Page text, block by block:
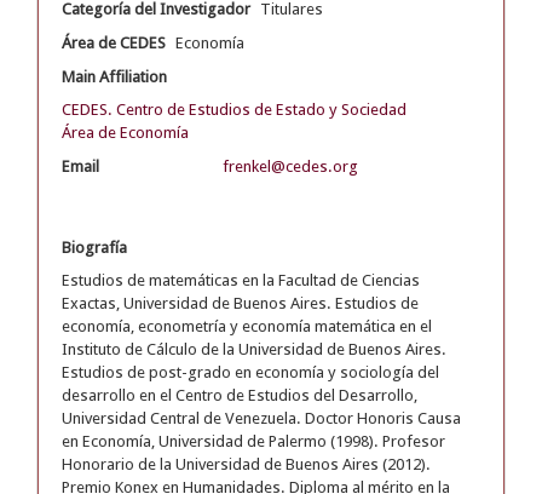
Categoría del Investigador Titulares
Área de CEDES Economía
Main Affiliation
CEDES. Centro de Estudios de Estado y Sociedad
Área de Economía
Email
frenkel@cedes.org
Biografía
Estudios de matemáticas en la Facultad de Ciencias
Exactas, Universidad de Buenos Aires. Estudios de
economía, econometría y economía matemática en el
Instituto de Cálculo de la Universidad de Buenos Aires.
Estudios de post-grado en economía y sociología del
desarrollo en el Centro de Estudios del Desarrollo,
Universidad Central de Venezuela. Doctor Honoris Causa
en Economía, Universidad de Palermo (1998). Profesor
Honorario de la Universidad de Buenos Aires (2012).
Premio Konex en Humanidades. Diploma al mérito en la